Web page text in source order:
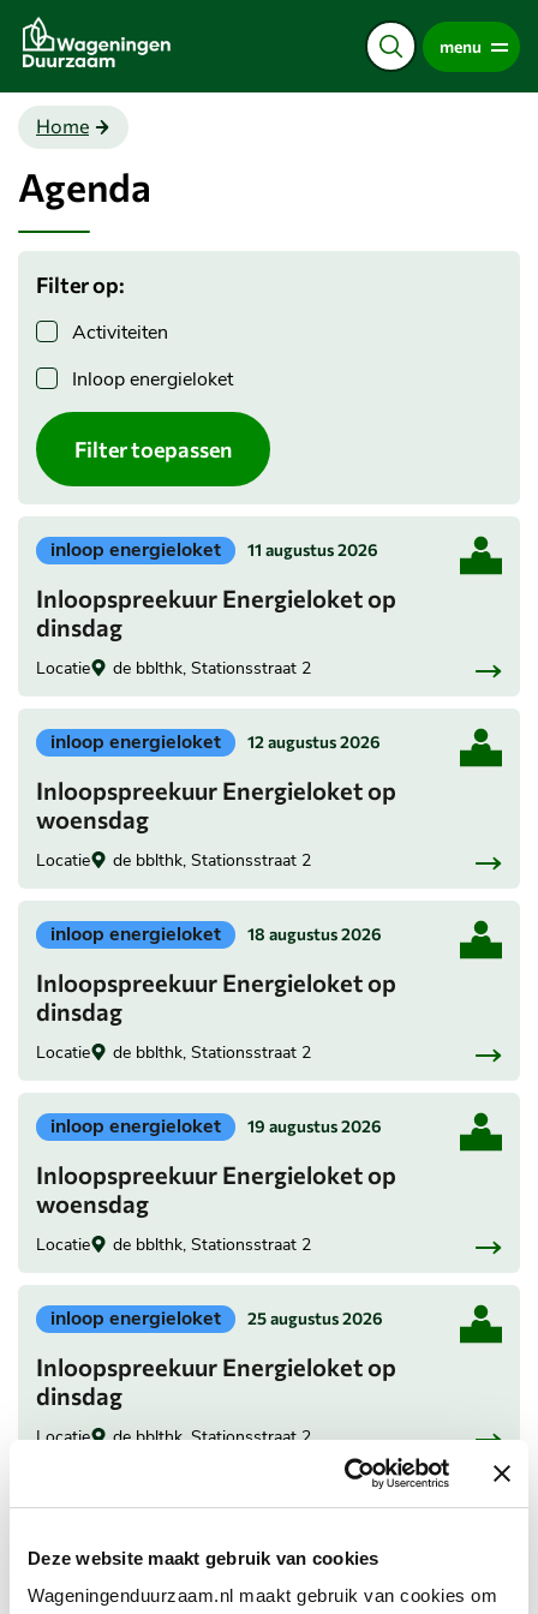
Deze website maakt gebruik van cookies
Wageningenduurzaam.nl maakt gebruik van cookies om
Direct
naar
de
content
menu
Home
Agenda
Filter op:
Activiteiten
Inloop energieloket
Filter toepassen
Inloopspreekuur Energieloket op
dinsdag
Locatie de bblthk, Stationsstraat 2
Geplaatst
categorie:
inloop energieloket 11 augustus 2026
Inloopspreekuur Energieloket op
woensdag
Locatie de bblthk, Stationsstraat 2
Geplaatst
categorie:
inloop energieloket 12 augustus 2026
Inloopspreekuur Energieloket op
dinsdag
Locatie de bblthk, Stationsstraat 2
Geplaatst
categorie:
inloop energieloket 18 augustus 2026
Inloopspreekuur Energieloket op
woensdag
Locatie de bblthk, Stationsstraat 2
Geplaatst
categorie:
inloop energieloket 19 augustus 2026
Inloopspreekuur Energieloket op
dinsdag
Locatie de bblthk, Stationsstraat 2
Geplaatst
categorie:
inloop energieloket 25 augustus 2026
Inloopspreekuur Energieloket op
woensdag
Geplaatst
categorie:
inloop energieloket 26 augustus 2026